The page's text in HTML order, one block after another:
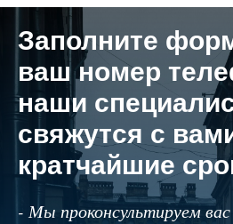
Заполните
ваш номер
наши
свяжутся с
кратчайшие
- Мы проконсультируем